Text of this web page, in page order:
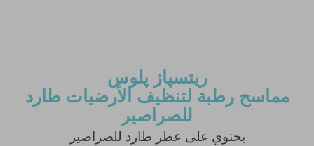
ريتسپاز پلوس
مماسح رطبة لتنظيف الأرضيات طارد
للصراصير
يحتوي على عطر طارد للصراصير